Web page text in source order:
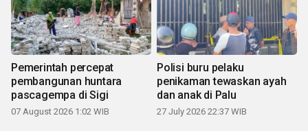
Pemerintah percepat
pembangunan huntara
pascagempa di Sigi
07 August 2026 1:02 WIB
Polisi buru pelaku
penikaman tewaskan ayah
dan anak di Palu
27 July 2026 22:37 WIB